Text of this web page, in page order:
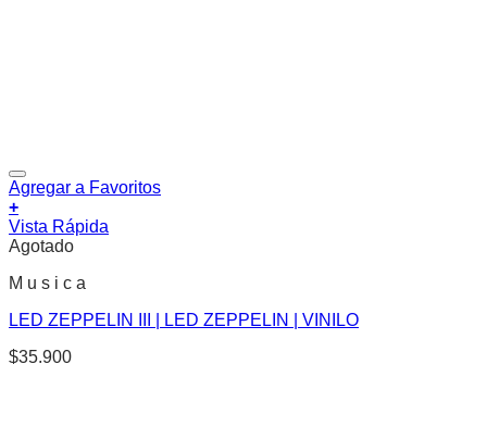
Agregar a Favoritos
+
Vista Rápida
Agotado
M u s i c a
LED ZEPPELIN III | LED ZEPPELIN | VINILO
$35.900